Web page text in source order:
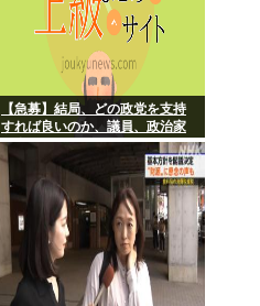
【急募】結局、どの政党を支持
すれば良いのか、議員、政治家
は全員悪か